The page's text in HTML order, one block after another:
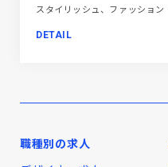
DETAIL
職種別の求人